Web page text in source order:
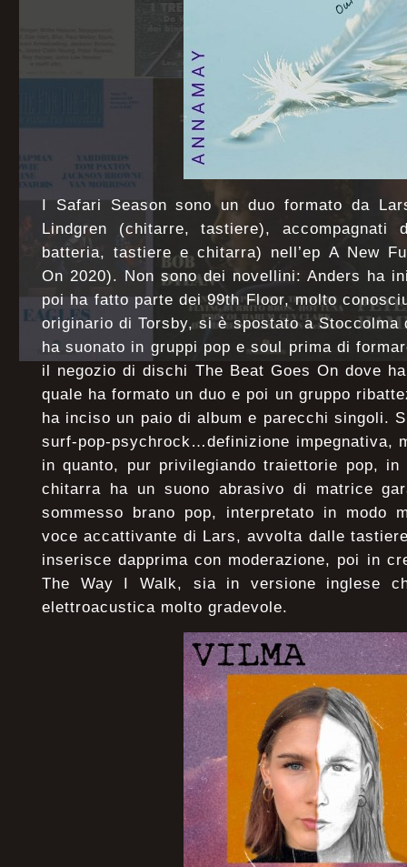
I Safari Season sono un duo formato da
Lindgren (chitarre, tastiere), accompagnati
batteria, tastiere e chitarra) nell’ep A New
On 2020). Non sono dei novellini: Anders ha
poi ha fatto parte dei 99th Floor, molto
originario di Torsby, si è spostato a Stoccolma
ha suonato in gruppi pop e soul prima di
il negozio di dischi The Beat Goes On dove
quale ha formato un duo e poi un gruppo
ha inciso un paio di album e parecchi singoli.
surf-pop-psychrock…definizione impegnativa,
in quanto, pur privilegiando traiettorie pop, in
chitarra ha un suono abrasivo di matrice
sommesso brano pop, interpretato in modo
voce accattivante di Lars, avvolta dalle
inserisce dapprima con moderazione, poi in
The Way I Walk, sia in versione inglese
elettroacustica molto gradevole.